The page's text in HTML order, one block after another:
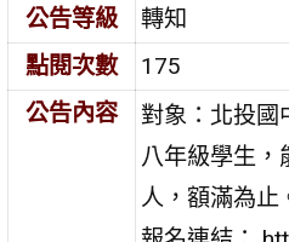
公告等級
轉知
點閱次數
175
公告內容
對象：北投國
八年級學生，
人，額滿為止